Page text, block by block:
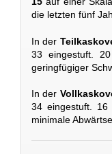
die letzten fünf
In der
33 eingestuft.
geringfügiger
In der
34 eingestuft.
minimale